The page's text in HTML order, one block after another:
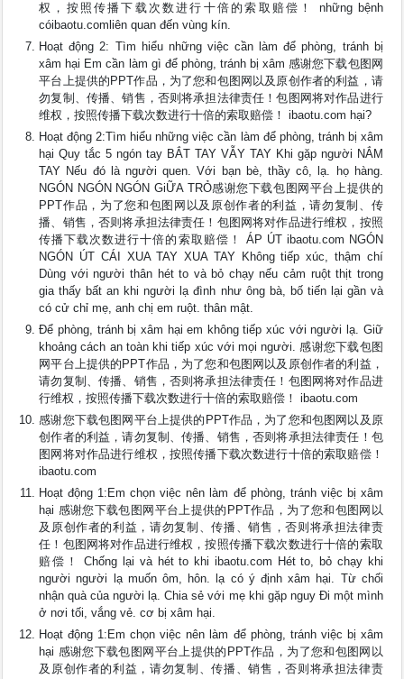
权，按照传播下载次数进行十倍的索取赔偿！ những bệnh
cóibaotu.comliên quan đến vùng kín.
Hoạt động 2: Tìm hiểu những việc cần làm để phòng, tránh bị
xâm hại Em cần làm gì để phòng, tránh bị xâm 感谢您下载包图网
平台上提供的PPT作品，为了您和包图网以及原创作者的利益，请
勿复制、传播、销售，否则将承担法律责任！包图网将对作品进行
维权，按照传播下载次数进行十倍的索取赔偿！ ibaotu.com hại?
Hoạt động 2:Tìm hiểu những việc cần làm để phòng, tránh bị xâm
hại Quy tắc 5 ngón tay BẮT TAY VẪY TAY Khi gặp người NẮM
TAY Nếu đó là người quen. Với bạn bè, thầy cô, lạ. họ hàng.
NGÓN NGÓN NGÓN GiỮA TRỎ感谢您下载包图网平台上提供的
PPT作品，为了您和包图网以及原创作者的利益，请勿复制、传
播、销售，否则将承担法律责任！包图网将对作品进行维权，按照
传播下载次数进行十倍的索取赔偿！ ÁP ÚT ibaotu.com NGÓN
NGÓN ÚT CÁI XUA TAY XUA TAY Không tiếp xúc, thậm chí
Dùng với người thân hét to và bỏ chạy nếu cảm ruột thịt trong
gia thấy bất an khi người lạ đình như ông bà, bố tiến lại gần và
có cử chỉ mẹ, anh chị em ruột. thân mật.
Để phòng, tránh bị xâm hại em không tiếp xúc với người lạ. Giữ
khoảng cách an toàn khi tiếp xúc với mọi người. 感谢您下载包图
网平台上提供的PPT作品，为了您和包图网以及原创作者的利益，
请勿复制、传播、销售，否则将承担法律责任！包图网将对作品进
行维权，按照传播下载次数进行十倍的索取赔偿！ ibaotu.com
感谢您下载包图网平台上提供的PPT作品，为了您和包图网以及原
创作者的利益，请勿复制、传播、销售，否则将承担法律责任！包
图网将对作品进行维权，按照传播下载次数进行十倍的索取赔偿！
ibaotu.com
Hoạt động 1:Em chọn việc nên làm để phòng, tránh việc bị xâm
hại 感谢您下载包图网平台上提供的PPT作品，为了您和包图网以
及原创作者的利益，请勿复制、传播、销售，否则将承担法律责
任！包图网将对作品进行维权，按照传播下载次数进行十倍的索取
赔偿！ Chống lại và hét to khi ibaotu.com Hét to, bỏ chạy khi
người người lạ muốn ôm, hôn. lạ có ý định xâm hại. Từ chối
nhận quà của người lạ. Chia sẻ với mẹ khi gặp nguy Đi một mình
ở nơi tối, vắng vẻ. cơ bị xâm hại.
Hoạt động 1:Em chọn việc nên làm để phòng, tránh việc bị xâm
hại 感谢您下载包图网平台上提供的PPT作品，为了您和包图网以
及原创作者的利益，请勿复制、传播、销售，否则将承担法律责